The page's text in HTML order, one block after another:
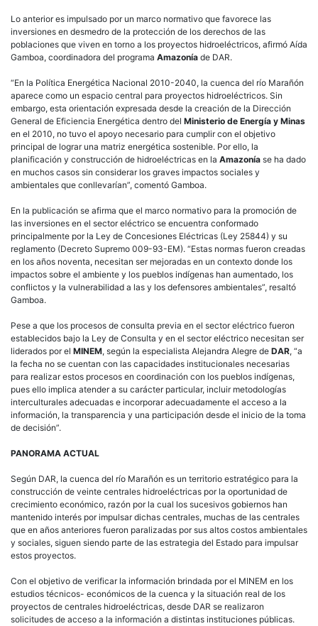
Lo anterior es impulsado por un marco normativo que favorece las
inversiones en desmedro de la protección de los derechos de las
poblaciones que viven en torno a los proyectos hidroeléctricos, afirmó Aída
Gamboa, coordinadora del programa Amazonía de DAR.
“En la Política Energética Nacional 2010-2040, la cuenca del río Marañón
aparece como un espacio central para proyectos hidroeléctricos. Sin
embargo, esta orientación expresada desde la creación de la Dirección
General de Eficiencia Energética dentro del Ministerio de Energía y Minas
en el 2010, no tuvo el apoyo necesario para cumplir con el objetivo
principal de lograr una matriz energética sostenible. Por ello, la
planificación y construcción de hidroeléctricas en la Amazonía se ha dado
en muchos casos sin considerar los graves impactos sociales y
ambientales que conllevarían”, comentó Gamboa.
En la publicación se afirma que el marco normativo para la promoción de
las inversiones en el sector eléctrico se encuentra conformado
principalmente por la Ley de Concesiones Eléctricas (Ley 25844) y su
reglamento (Decreto Supremo 009-93-EM). “Estas normas fueron creadas
en los años noventa, necesitan ser mejoradas en un contexto donde los
impactos sobre el ambiente y los pueblos indígenas han aumentado, los
conflictos y la vulnerabilidad a las y los defensores ambientales”, resaltó
Gamboa.
Pese a que los procesos de consulta previa en el sector eléctrico fueron
establecidos bajo la Ley de Consulta y en el sector eléctrico necesitan ser
liderados por el MINEM, según la especialista Alejandra Alegre de DAR, “a
la fecha no se cuentan con las capacidades institucionales necesarias
para realizar estos procesos en coordinación con los pueblos indígenas,
pues ello implica atender a su carácter particular, incluir metodologías
interculturales adecuadas e incorporar adecuadamente el acceso a la
información, la transparencia y una participación desde el inicio de la toma
de decisión”.
PANORAMA ACTUAL
Según DAR, la cuenca del río Marañón es un territorio estratégico para la
construcción de veinte centrales hidroeléctricas por la oportunidad de
crecimiento económico, razón por la cual los sucesivos gobiernos han
mantenido interés por impulsar dichas centrales, muchas de las centrales
que en años anteriores fueron paralizadas por sus altos costos ambientales
y sociales, siguen siendo parte de las estrategia del Estado para impulsar
estos proyectos.
Con el objetivo de verificar la información brindada por el MINEM en los
estudios técnicos- económicos de la cuenca y la situación real de los
proyectos de centrales hidroeléctricas, desde DAR se realizaron
solicitudes de acceso a la información a distintas instituciones públicas.